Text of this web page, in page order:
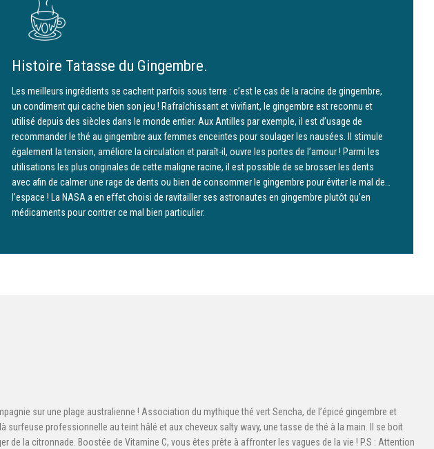
Histoire Tatasse du Gingembre​.
Les meilleurs ingrédients se cachent parfois sous terre : c’est le cas de la racine de gingembre,
un condiment qui cache bien son jeu !​ Rafraîchissant et vivifiant, le gingembre est reconnu et
utilisé depuis des siècles dans le monde entier. Aux Antilles par exemple, il est d’usage de
recommander le thé au gingembre aux femmes enceintes pour soulager les nausées.​ Il stimule
également la tension, améliore la circulation et paraît-il, ouvre les portes de l’amour !​ Parmi les
utilisations les plus originales de cette maligne racine, il est possible de se brosser les dents
avec afin de calmer une rage de dents ou bien de consommer le gingembre pour éviter le mal de…
l’espace ! La NASA a en effet choisi de ravitailler ses astronautes en gingembre plutôt qu’en
médicaments pour contrer ce mal bien particulier.​
sur une plage australienne !​ Association du mythique thé vert Sencha, de l’épicé gingembre et
professionnelle au teint hâlé et aux cheveux salty wavy, une tasse de thé à la main. Il se boit
de la citronnade.​ Boostée de Vitamine C, vous êtes prête à affronter les vagues de la vie !​ P.S : Attention